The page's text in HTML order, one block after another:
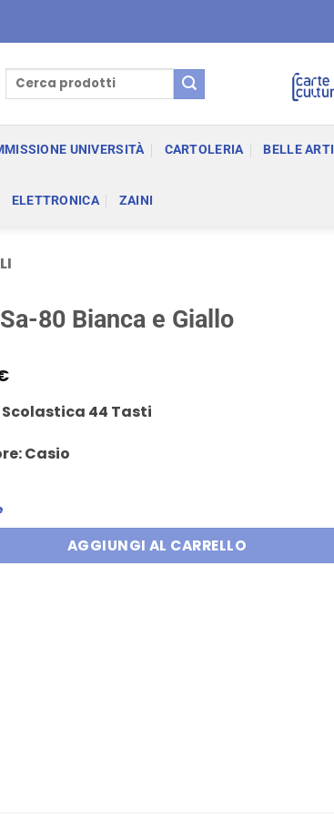
Cerca:
UNIVERSITÀ CARTOLERIA BELLE ARTI
ELETTRONICA ZAINI
80 Bianca e Giallo
44 Tasti
Casio
AGGIUNGI AL CARRELLO